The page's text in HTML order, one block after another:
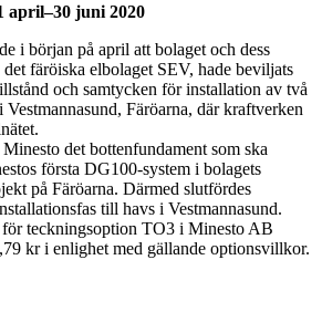
april–30 juni 2020
i början på april att bolaget och dess
det färöiska elbolaget SEV, hade beviljats
och samtycken för installation av två
Färöarna, där kraftverken
det bottenfundament som ska
första DG100-system i bolagets
på Färöarna. Därmed slutfördes
till havs i Vestmannasund.
för teckningsoption TO3 i Minesto AB
kr i enlighet med gällande optionsvillkor.